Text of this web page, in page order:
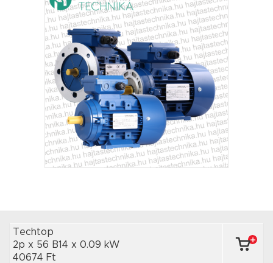
Techtop
2p x 56 B14 x 0.09 kW
40674 Ft